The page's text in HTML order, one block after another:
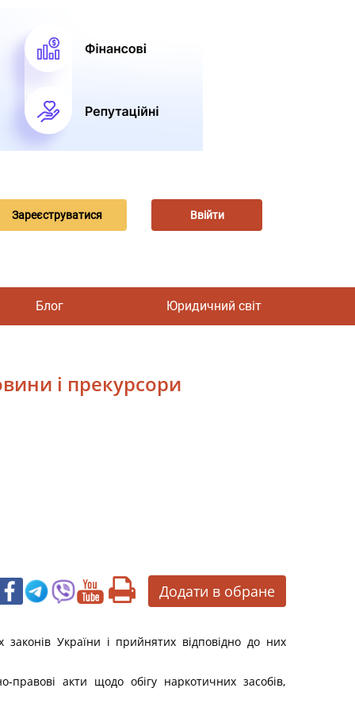
Зареєструватися Ввійти
Блог Юридичний світ
і прекурсори
Додати в обране
України і прийнятих відповідно до них
правові акти щодо обігу наркотичних засобів,